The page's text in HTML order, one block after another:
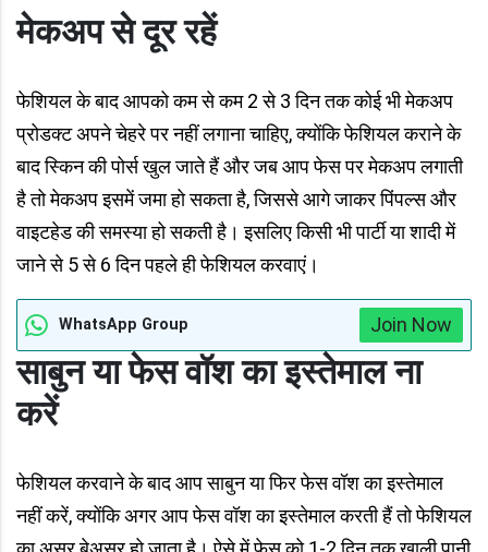
मेकअप से दूर रहें
फेशियल के बाद आपको कम से कम 2 से 3 दिन तक कोई भी मेकअप
प्रोडक्ट अपने चेहरे पर नहीं लगाना चाहिए, क्योंकि फेशियल कराने के
बाद स्किन की पोर्स खुल जाते हैं और जब आप फेस पर मेकअप लगाती
है तो मेकअप इसमें जमा हो सकता है, जिससे आगे जाकर पिंपल्स और
वाइटहेड की समस्या हो सकती है। इसलिए किसी भी पार्टी या शादी में
जाने से 5 से 6 दिन पहले ही फेशियल करवाएं।
WhatsApp Group Join Now
साबुन या फेस वॉश का इस्तेमाल ना
करें
फेशियल करवाने के बाद आप साबुन या फिर फेस वॉश का इस्तेमाल
नहीं करें, क्योंकि अगर आप फेस वॉश का इस्तेमाल करती हैं तो फेशियल